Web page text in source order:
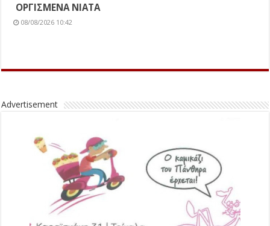
ΟΡΓΙΣΜΕΝΑ ΝΙΑΤΑ
08/08/2026 10:42
Advertisement